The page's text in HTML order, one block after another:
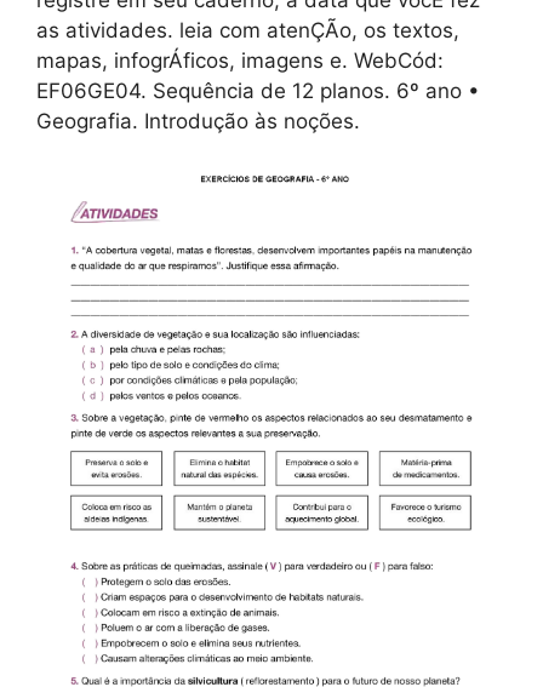
as atividades. leia com atenÇÃo, os textos,
mapas, infogrÁficos, imagens e. WebCód:
EF06GE04. Sequência de 12 planos. 6º ano •
Geografia. Introdução às noções.